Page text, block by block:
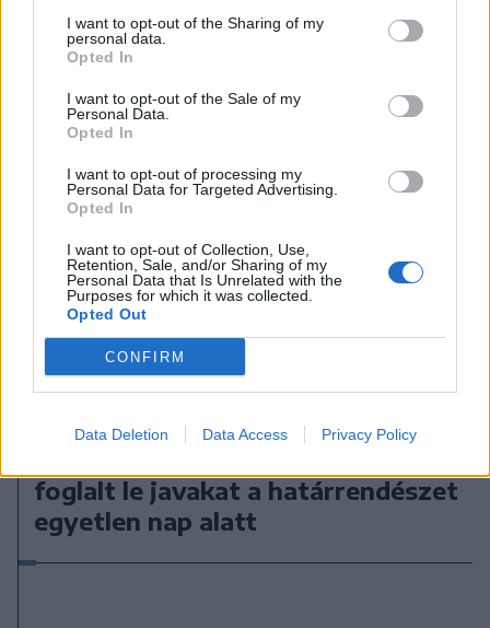
I want to opt-out of the Sharing of my
personal data.
Opted In
I want to opt-out of the Sale of my
Personal Data.
Opted In
I want to opt-out of processing my
Personal Data for Targeted Advertising.
Opted In
I want to opt-out of Collection, Use,
Retention, Sale, and/or Sharing of my
Personal Data that Is Unrelated with the
Purposes for which it was collected.
Opted Out
CONFIRM
Data Deletion Data Access Privacy Policy
2023. május 09., kedd
foglalt le javakat a határrendészet
egyetlen nap alatt